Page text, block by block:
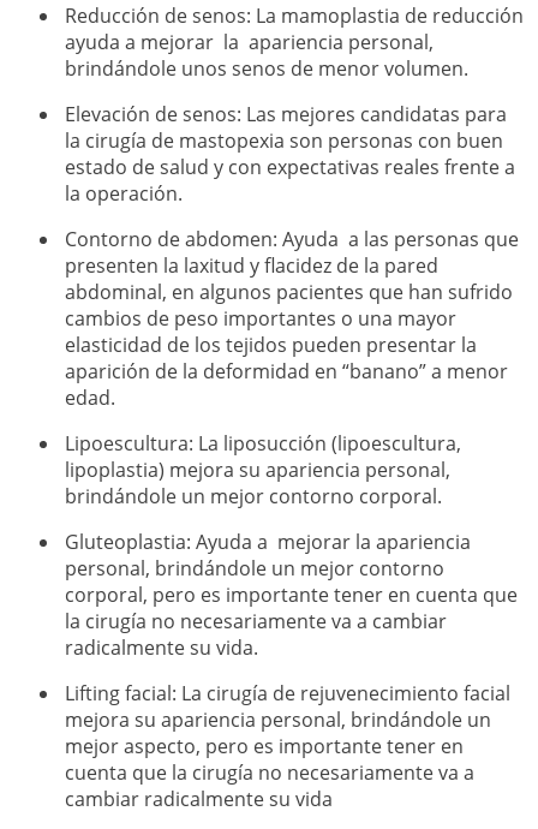
Reducción de senos: La mamoplastia de reducción
ayuda a mejorar la apariencia personal,
brindándole unos senos de menor volumen.
Elevación de senos: Las mejores candidatas para
la cirugía de mastopexia son personas con buen
estado de salud y con expectativas reales frente a
la operación.
Contorno de abdomen: Ayuda a las personas que
presenten la laxitud y flacidez de la pared
abdominal, en algunos pacientes que han sufrido
cambios de peso importantes o una mayor
elasticidad de los tejidos pueden presentar la
aparición de la deformidad en “banano” a menor
edad.
Lipoescultura: La liposucción (lipoescultura,
lipoplastia) mejora su apariencia personal,
brindándole un mejor contorno corporal.
Gluteoplastia: Ayuda a mejorar la apariencia
personal, brindándole un mejor contorno
corporal, pero es importante tener en cuenta que
la cirugía no necesariamente va a cambiar
radicalmente su vida.
Lifting facial: La cirugía de rejuvenecimiento facial
mejora su apariencia personal, brindándole un
mejor aspecto, pero es importante tener en
cuenta que la cirugía no necesariamente va a
cambiar radicalmente su vida